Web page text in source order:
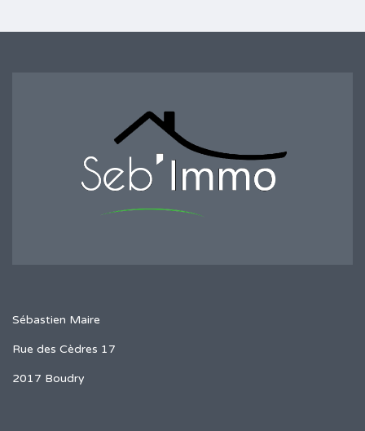
Sébastien Maire
Rue des Cèdres 17
2017 Boudry